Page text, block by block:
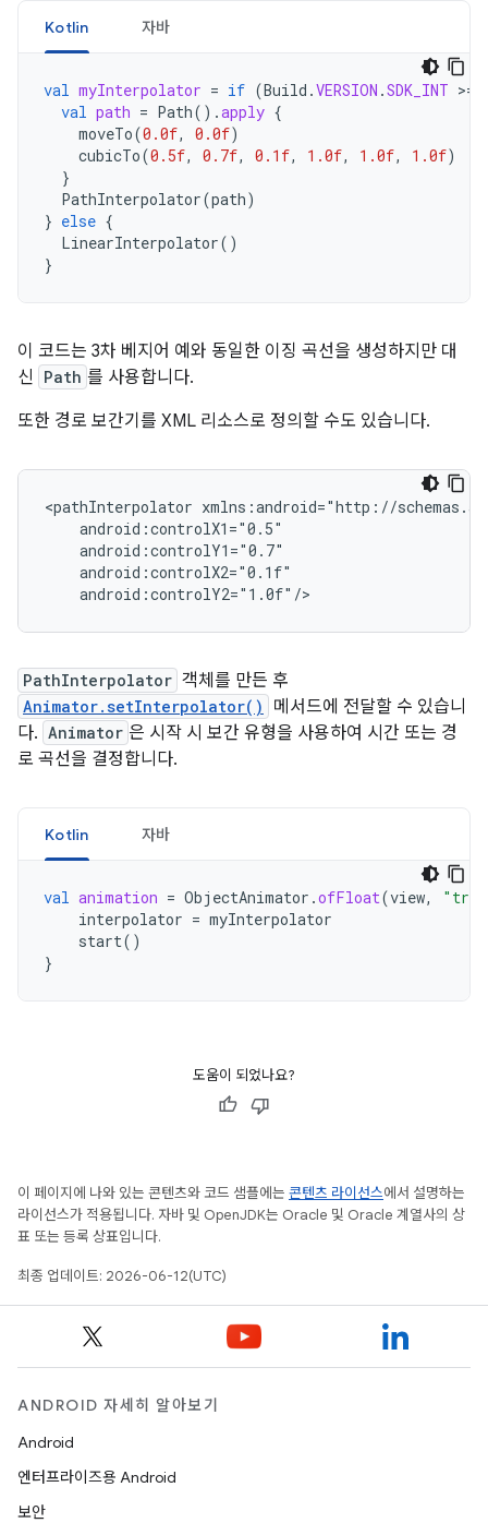
Kotlin 자바
val myInterpolator = if (Build .VERSION .SDK_INT >=
val path = Path().apply {
moveTo(0.0f, 0.0f)
cubicTo(0.5f, 0.7f, 0.1f, 1.0f, 1.0f, 1.0f)
}
PathInterpolator(path)
} else {
LinearInterpolator()
}
이 코드는 3차 베지어 예와 동일한 이징 곡선을 생성하지만 대
신
Path 를 사용합니다.
또한 경로 보간기를 XML 리소스로 정의할 수도 있습니다.
<pathInterpolator
PathInterpolator 객체를 만든 후
Animator.setInterpolator()
메서드에 전달할 수 있습니
다. Animator 은 시작 시 보간 유형을 사용하여 시간 또는 경
로 곡선을 결정합니다.
Kotlin 자바
val animation = ObjectAnimator .ofFloat(view,
interpolator = myInterpolator
start()
}
도움이 되었나요?
이 페이지에 나와 있는 콘텐츠와 코드 샘플에는 콘텐츠 라이선스에서 설명하는
라이선스가 적용됩니다. 자바 및 OpenJDK는 Oracle 및 Oracle 계열사의 상
표 또는 등록 상표입니다.
최종 업데이트: 2026-06-12(UTC)
ANDROID 자세히 알아보기
Android
엔터프라이즈용 Android
보안